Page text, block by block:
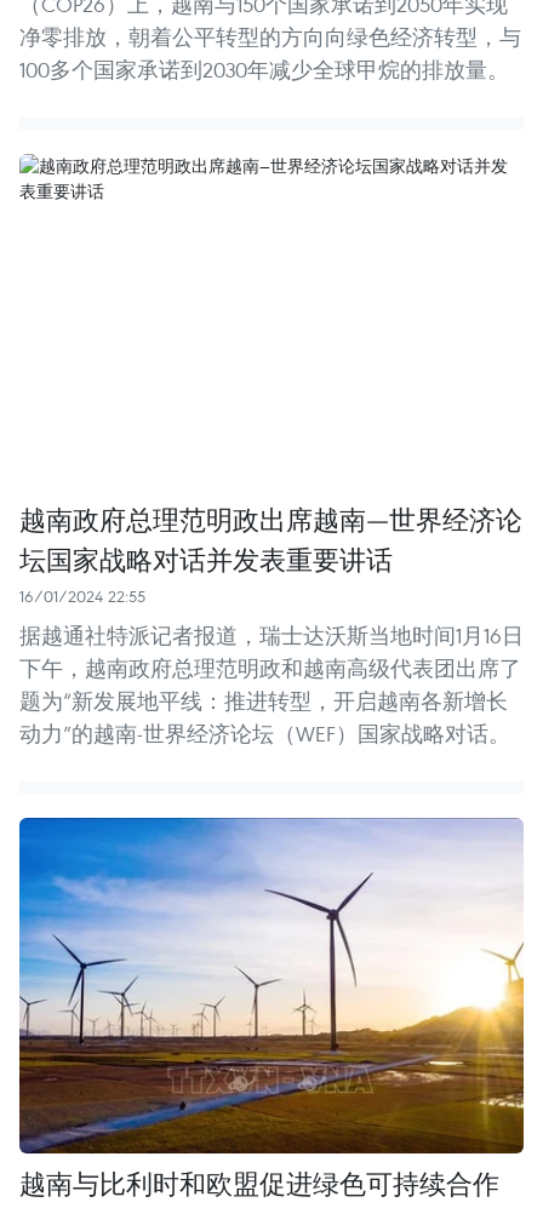
净零排放，朝着公平转型的方向向绿色经济转型，与
100多个国家承诺到2030年减少全球甲烷的排放量。
越南政府总理范明政出席越南—世界经济论
坛国家战略对话并发表重要讲话
16/01/2024 22:55
据越通社特派记者报道，瑞士达沃斯当地时间1月16日
下午，越南政府总理范明政和越南高级代表团出席了
题为“新发展地平线：推进转型，开启越南各新增长
动力”的越南-世界经济论坛（WEF）国家战略对话。
越南与比利时和欧盟促进绿色可持续合作